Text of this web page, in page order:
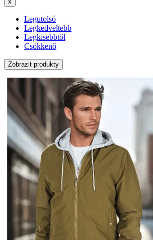
Legutolsó
Legkedveltebb
Legkisebbtől
Csökkenő
Zobrazit produkty